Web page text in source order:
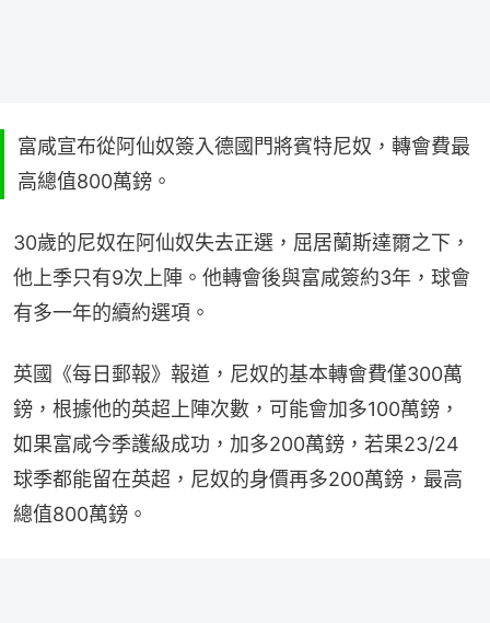
富咸宣布從阿仙奴簽入德國門將賓特尼奴，轉會費最
高總值800萬鎊。
30歲的尼奴在阿仙奴失去正選，屈居蘭斯達爾之下，
他上季只有9次上陣。他轉會後與富咸簽約3年，球會
有多一年的續約選項。
英國《每日郵報》報道，尼奴的基本轉會費僅300萬
鎊，根據他的英超上陣次數，可能會加多100萬鎊，
如果富咸今季護級成功，加多200萬鎊，若果23/24
球季都能留在英超，尼奴的身價再多200萬鎊，最高
總值800萬鎊。